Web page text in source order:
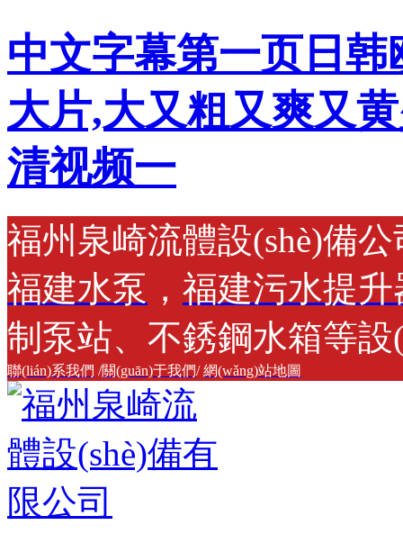
中文字幕第一页日
大片,大又粗又爽又
清视频一
福州泉崎流體設(shè)備
福建水泵 ， 福建污水提升
制泵站、不銹鋼水箱等
聯(lián)系我們 /關(guān)于我們/網(wǎng)站地圖